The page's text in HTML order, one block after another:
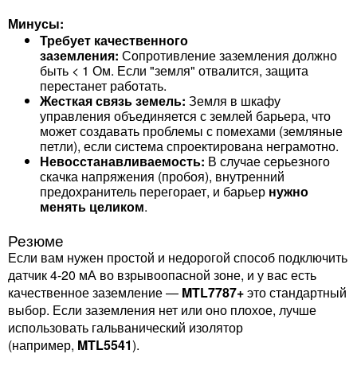
Минусы:
Требует качественного
заземления: Сопротивление заземления должно
быть < 1 Ом. Если "земля" отвалится, защита
перестанет работать.
Жесткая связь земель: Земля в шкафу
управления объединяется с землей барьера, что
может создавать проблемы с помехами (земляные
петли), если система спроектирована неграмотно.
Невосстанавливаемость: В случае серьезного
скачка напряжения (пробоя), внутренний
предохранитель перегорает, и барьер нужно
менять целиком.
Резюме
Если вам нужен простой и недорогой способ подключить
датчик 4-20 мА во взрывоопасной зоне, и у вас есть
качественное заземление — MTL7787+это стандартный
выбор. Если заземления нет или оно плохое, лучше
использовать гальванический изолятор
(например, MTL5541).